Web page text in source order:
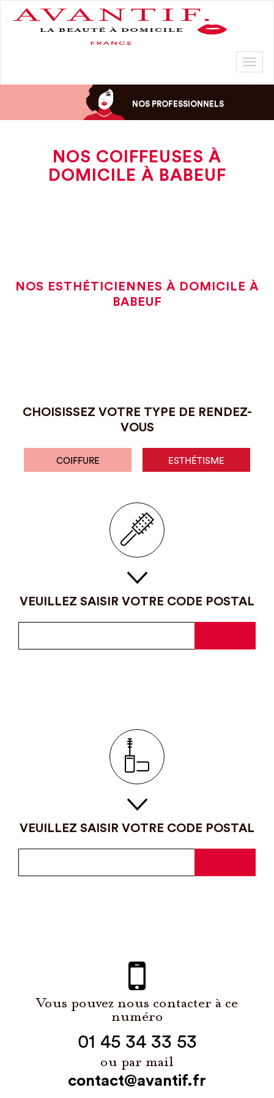
NOS PROFESSIONNELS
NOS COIFFEUSES À
DOMICILE À BABEUF
NOS ESTHÉTICIENNES À DOMICILE À
BABEUF
CHOISISSEZ VOTRE TYPE DE RENDEZ-
VOUS
COIFFURE ESTHÉTISME
VEUILLEZ SAISIR VOTRE CODE POSTAL
VEUILLEZ SAISIR VOTRE CODE POSTAL
Vous pouvez nous contacter à ce
numéro
01 45 34 33 53
ou par mail
contact@avantif.fr